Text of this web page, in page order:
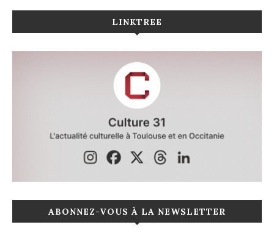
LINKTREE
ABONNEZ-VOUS À LA NEWSLETTER